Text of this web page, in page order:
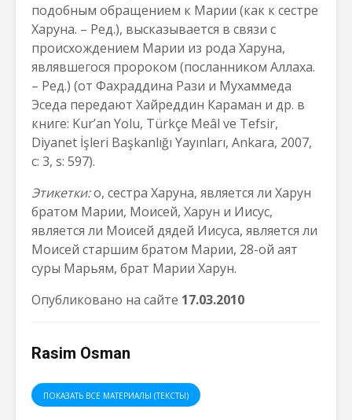
подобным обращением к Марии (как к сестре
Харуна. – Ред.), высказывается в связи с
происхождением Марии из рода Харуна,
являвшегося пророком (посланником Аллаха.
– Ред.) (от Фахраддина Рази и Мухаммеда
Эседа передают Хайреддин Караман и др. в
книге: Kur’an Yolu, Türkçe Meâl ve Tefsir,
Diyanet İşleri Başkanlığı Yayınları, Ankara, 2007,
c: 3, s: 597).
Этикетки:о, сестра Харуна, является ли Харун
братом Марии, Моисей, Харун и Иисус,
является ли Моисей дядей Иисуса, является ли
Моисей старшим братом Марии, 28-ой аят
суры Марьям, брат Марии Харун.
Опубликовано на сайте 17.03.2010
Rasim Osman
ПОКАЗАТЬ ВСЕ МАТЕРИАЛЫ (ТЕКСТЫ)